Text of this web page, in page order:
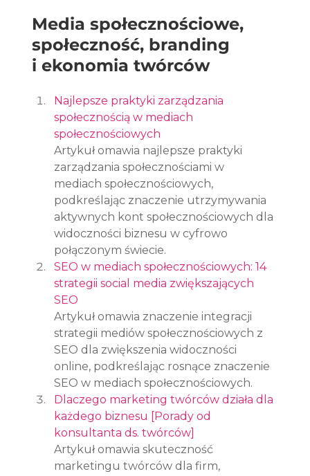
Media społecznościowe,
społeczność, branding
i ekonomia twórców
Najlepsze praktyki zarządzania
społecznością w mediach
społecznościowych
Artykuł omawia najlepsze praktyki
zarządzania społecznościami w
mediach społecznościowych,
podkreślając znaczenie utrzymywania
aktywnych kont społecznościowych dla
widoczności biznesu w cyfrowo
połączonym świecie.
SEO w mediach społecznościowych: 14
strategii social media zwiększających
SEO
Artykuł omawia znaczenie integracji
strategii mediów społecznościowych z
SEO dla zwiększenia widoczności
online, podkreślając rosnące znaczenie
SEO w mediach społecznościowych.
Dlaczego marketing twórców działa dla
każdego biznesu [Porady od
konsultanta ds. twórców]
Artykuł omawia skuteczność
marketingu twórców dla firm,